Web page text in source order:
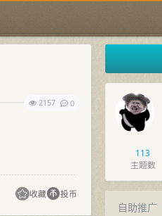
2157
0
收藏 投币
113
主题数
自助推广